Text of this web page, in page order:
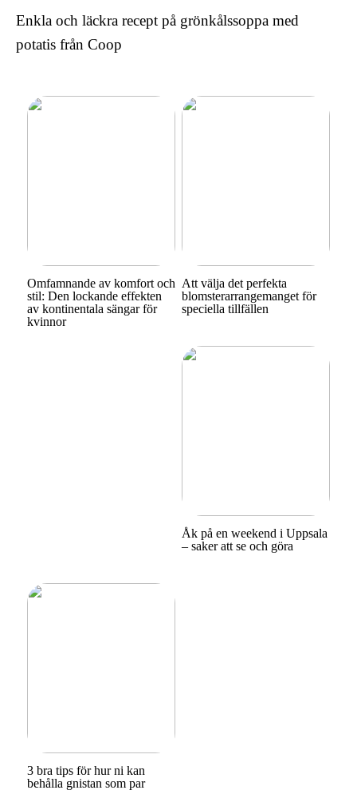
Enkla och läckra recept på grönkålssoppa med
potatis från Coop
Omfamnande av komfort och
stil: Den lockande effekten
av kontinentala sängar för
kvinnor
Att välja det perfekta
blomsterarrangemanget för
speciella tillfällen
Åk på en weekend i Uppsala
– saker att se och göra
3 bra tips för hur ni kan
behålla gnistan som par